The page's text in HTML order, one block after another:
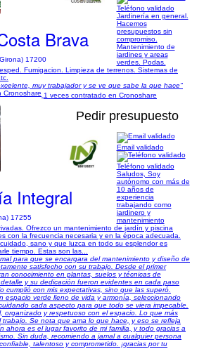
Brava
17200
Teléfono validado
Jardinería en general.
Hacemos
presupuestos sin
compromiso.
Mantenimiento de
jardines y areas
verdes. Podas.
Fumigacion. Limpieza de terrenos. Sistemas de
muy trabajador y se ve que sabe la que hace"
1 veces contratado en Cronoshare
Pedir presupuesto
Integral
17255
Email validado
Teléfono validado
Saludos, Soy
autónomo con más de
10 años de
experiencia
trabajando como
jardinero y
mantenimiento
Ofrezco un mantenimiento de jardín y piscina
con la frecuencia necesaria y en la época adecuada.
sano y que luzca en todo su esplendor es
tiempo. Estas son las...
para que se encargara del mantenimiento y diseño de
satisfecho con su trabajo. Desde el primer
conocimiento en plantas, suelos y técnicas de
y su dedicación fueron evidentes en cada paso
cumplió con mis expectativas, sino que las superó.
espacio verde lleno de vida y armonía, seleccionando
cada aspecto para que todo se viera impecable.
organizado y respetuoso con el espacio. Lo que más
trabajo. Se nota que ama lo que hace, y eso se refleja
ahora es el lugar favorito de mi familia, y todo gracias a
Sin duda, recomiendo a jamal a cualquier persona
talentoso y comprometido. ¡gracias por tu